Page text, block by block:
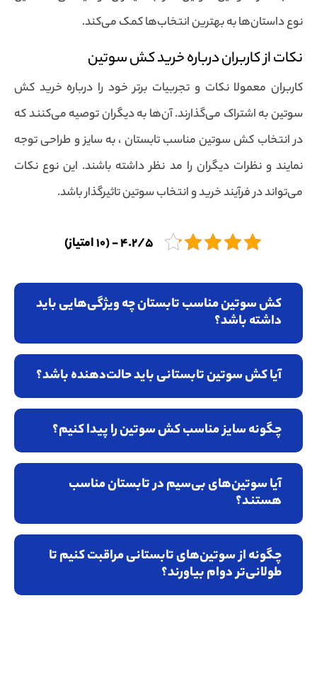
نوع داستان‌ها به بهترین انتخاب‌ها کمک می‌کند.
نکات از کاربران درباره خرید کش سوتین
کاربران معمولا نکات و تجربیات برتر خود را درباره خرید کش
سوتین به اشتراک می‌گذارند. آن‌ها به دیگران توصیه می‌کنند که
در انتخاب کش سوتین مناسب تابستان ، به سایز و طراحی توجه
نمایند و نظرات دیگران را مد نظر داشته باشند. این نوع نکات
می‌تواند در فرآیند خرید و انتخاب سوتین تاثیرگذار باشد.
4.2/5 - (10 امتیاز)
کش سوتین مناسب تابستان چه ویژگی‌هایی باید
داشته باشد؟
آیا کش سوتین تابستانی باید حالت‌دهنده باشد؟
چگونه سایز مناسب کش سوتین را پیدا کنیم؟
آیا سوتین‌های بی‌سیم در تابستان مناسب
هستند؟
چگونه از سوتین‌های تابستانی مراقبت کنیم تا
طولانی‌تر دوام بیاورند؟